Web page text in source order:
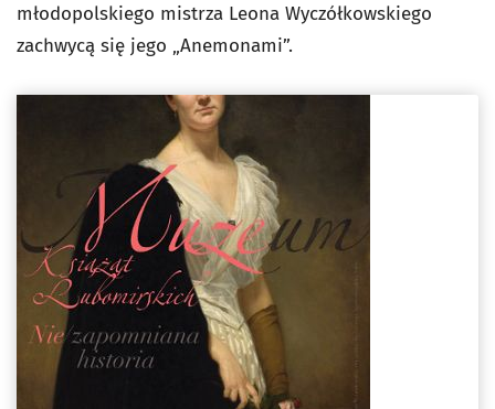
młodopolskiego mistrza Leona Wyczółkowskiego
zachwycą się jego „Anemonami”.